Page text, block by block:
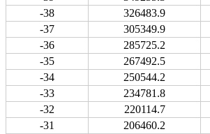
-38
326483.9
-37
305349.9
-36
285725.2
-35
267492.5
-34
250544.2
-33
234781.8
-32
220114.7
-31
206460.2